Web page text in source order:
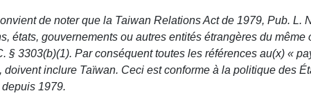
de noter que la Taiwan Relations Act de 1979, Pub. L.
gouvernements ou autres entités étrangères du
3303(b)(1). Par conséquent toutes les références au(x) «
inclure Taïwan. Ceci est conforme à la politique des
1979.